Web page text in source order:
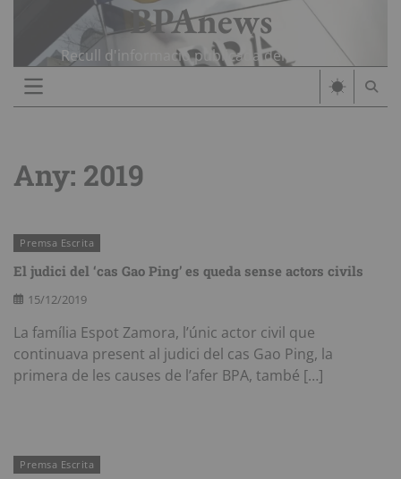
content
BPAnews
Recull d'informació publicada del cas BPA
Any: 2019
Premsa Escrita
El judici del ‘cas Gao Ping’ es queda sense actors civils
15/12/2019
La família Espot Zamora, l’únic actor civil que
continuava present al judici del cas Gao Ping, la
primera de les causes de l’afer BPA, també […]
Premsa Escrita